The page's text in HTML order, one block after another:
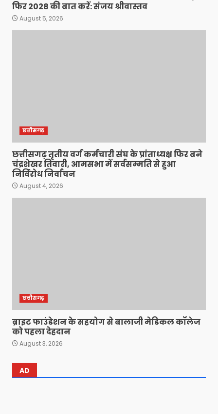
फिर 2028 की बात करें: संजय श्रीवास्तव
August 5, 2026
छत्तीसगढ़
छत्तीसगढ़ तृतीय वर्ग कर्मचारी संघ के प्रांताध्यक्ष फिर बने
चंद्रशेखर तिवारी, आमसभा में सर्वसम्मति से हुआ
निर्विरोध निर्वाचन
August 4, 2026
छत्तीसगढ़
ब्राइट फाउंडेशन के सहयोग से बालाजी मेडिकल कॉलेज
को पहला देहदान
August 3, 2026
AD